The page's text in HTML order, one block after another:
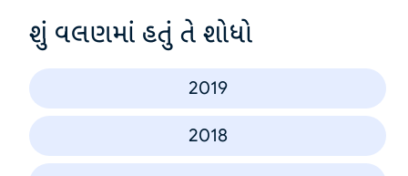
શું વલણમાં હતું તે શોધો
2019
2018